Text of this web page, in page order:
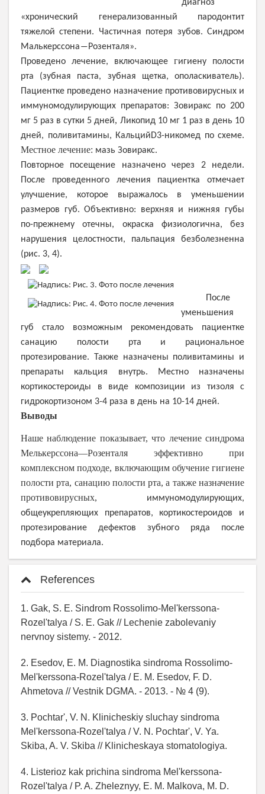
диагноз
«хронический генерализованный пародонтит
тяжелой степени. Частичная потеря зубов. Синдром
Малькерссона―Розенталя».
Проведено лечение, включающее гигиену полости
рта (зубная паста, зубная щетка, ополаскиватель).
Пациентке проведено назначение противовирусных и
иммуномодулирующих препаратов: Зовиракс по 200
мг 5 раз в сутки 5 дней, Ликопид 10 мг 1 раз в день 10
дней, поливитамины, КальцийD3-никомед по схеме.
Местное лечение: мазь Зовиракс.
Повторное посещение назначено через 2 недели.
После проведенного лечения пациентка отмечает
улучшение, которое выражалось в уменьшении
размеров губ. Объективно: верхняя и нижняя губы
по-прежнему отечны, окраска физиологична, без
нарушения целостности, пальпация безболезненна
(рис. 3, 4).
После
уменьшения
губ стало возможным рекомендовать пациентке
санацию полости рта и рациональное
протезирование. Также назначены поливитамины и
препараты кальция внутрь. Местно назначены
кортикостероиды в виде композиции из тизоля с
гидрокортизоном 3-4 раза в день на 10-14 дней.
Выводы
Наше наблюдение показывает, что лечение синдрома
Мелькерссона―Розенталя эффективно при
комплексном подходе, включающим обучение гигиене
полости рта, санацию полости рта, а также назначение
противовирусных, иммуномодулирующих,
общеукрепляющих препаратов, кортикостероидов и
протезирование дефектов зубного ряда после
подбора материала.
References
1. Gak, S. E. Sindrom Rossolimo-Mel'kerssona-
Rozel'talya / S. E. Gak // Lechenie zabolevaniy
nervnoy sistemy. - 2012.
2. Esedov, E. M. Diagnostika sindroma Rossolimo-
Mel'kerssona-Rozel'talya / E. M. Esedov, F. D.
Ahmetova // Vestnik DGMA. - 2013. - № 4 (9).
3. Pochtar', V. N. Klinicheskiy sluchay sindroma
Mel'kerssona-Rozel'talya / V. N. Pochtar', V. Ya.
Skiba, A. V. Skiba // Klinicheskaya stomatologiya.
4. Listerioz kak prichina sindroma Mel'kerssona-
Rozel'talya / P. A. Zheleznyy, E. M. Malkova, M. D.